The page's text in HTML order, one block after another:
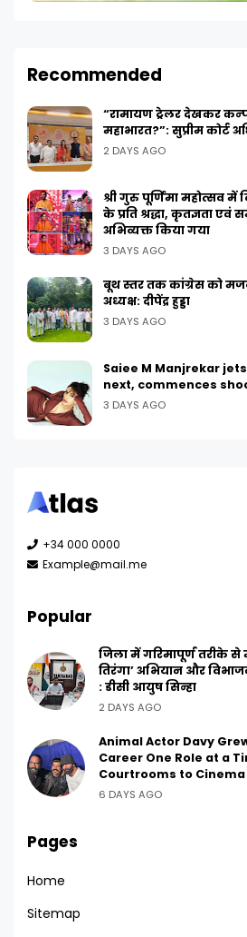
Recommended
“रामायण ट्रेलर देखकर
महाभारत?”: सुप्रीम कोर्ट
2 DAYS AGO
श्री गुरु पूर्णिमा महोत्सव
के प्रति श्रद्धा, कृतज्ञता एवं
अभिव्यक्त किया गया
3 DAYS AGO
बूथ स्तर तक कांग्रेस को
अध्यक्ष: दीपेंद्र हुड्डा
3 DAYS AGO
Saiee M Manjrekar
next, commences
3 DAYS AGO
+34 000 0000
Example@mail.me
Popular
जिला में गरिमापूर्ण तरीके से
तिरंगा’ अभियान और
: डीसी आयुष सिन्हा
2 DAYS AGO
Animal Actor Davy
Career One Role at a
Courtrooms to Cinema
6 DAYS AGO
Pages
Home
Sitemap